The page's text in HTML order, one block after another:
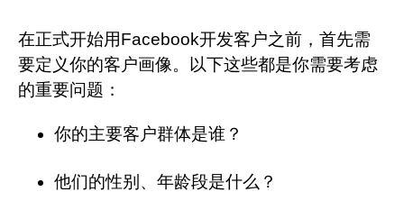
在正式开始用Facebook开发客户之前，首先需
要定义你的客户画像。以下这些都是你需要考虑
的重要问题：
你的主要客户群体是谁？
他们的性别、年龄段是什么？